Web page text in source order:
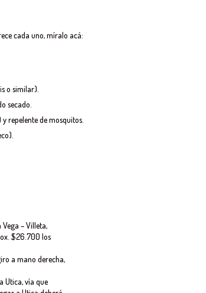
cada uno, míralo acá:
o similar).
secado.
repelente de mosquitos.
– Villeta,
$26.700 los
a mano derecha,
Utica, vía que